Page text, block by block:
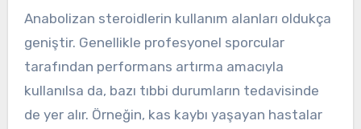
Anabolizan steroidlerin kullanım alanları oldukça
geniştir. Genellikle profesyonel sporcular
tarafından performans artırma amacıyla
kullanılsa da, bazı tıbbi durumların tedavisinde
de yer alır. Örneğin, kas kaybı yaşayan hastalar